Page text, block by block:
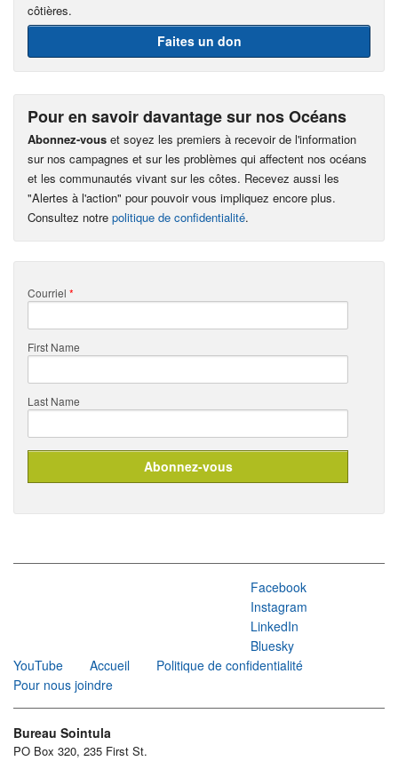
côtières.
Faites un don
Pour en savoir davantage sur nos Océans
Abonnez-vous et soyez les premiers à recevoir de l'information
sur nos campagnes et sur les problèmes qui affectent nos océans
et les communautés vivant sur les côtes. Recevez aussi les
"Alertes à l'action" pour pouvoir vous impliquez encore plus.
Consultez notre politique de confidentialité.
Courriel *
First Name
Last Name
Facebook
Instagram
LinkedIn
Bluesky
YouTube
Accueil
Politique de confidentialité
Pour nous joindre
Bureau Sointula
PO Box 320, 235 First St.